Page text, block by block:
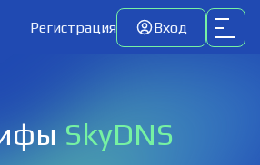
Регистрация Вход
SkyDNS